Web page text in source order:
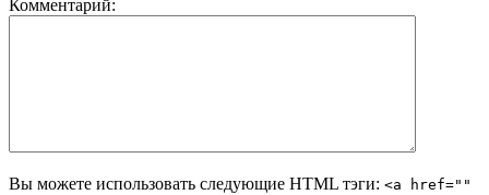
Комментарий:
Вы можете использовать следующие HTML тэги: <a href=""